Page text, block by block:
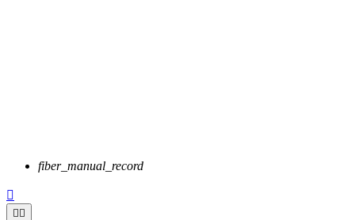
fiber_manual_record

